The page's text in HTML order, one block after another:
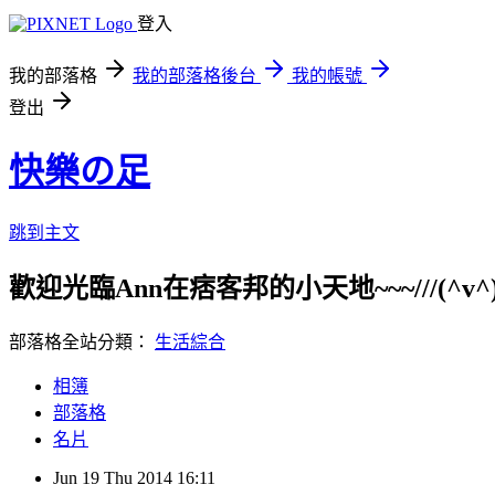
登入
我的部落格 我的部落格後台
我的帳號
登出
快樂の足
跳到主文
歡迎光臨Ann在痞客邦的小天地~~~///
部落格全站分類： 生活綜合
相簿
部落格
名片
Jun 19 Thu 2014 16:11